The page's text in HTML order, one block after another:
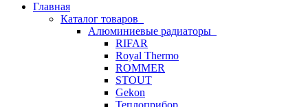
Главная
Каталог товаров
Алюминиевые радиаторы
RIFAR
Royal Thermo
ROMMER
STOUT
Gekon
Теплоприбор